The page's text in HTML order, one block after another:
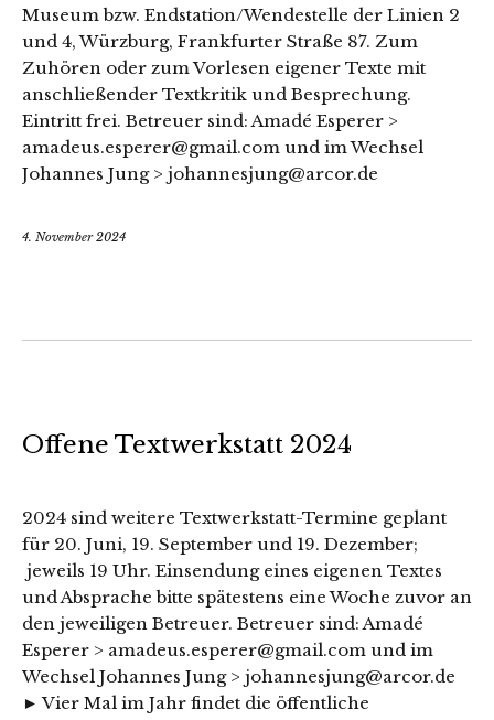
Museum bzw. Endstation/Wendestelle der Linien 2
und 4, Würzburg, Frankfurter Straße 87. Zum
Zuhören oder zum Vorlesen eigener Texte mit
anschließender Textkritik und Besprechung.
Eintritt frei. Betreuer sind: Amadé Esperer >
amadeus.esperer@gmail.com und im Wechsel
Johannes Jung > johannesjung@arcor.de
4. November 2024
Offene Textwerkstatt 2024
2024 sind weitere Textwerkstatt-Termine geplant
für 20. Juni, 19. September und 19. Dezember;
jeweils 19 Uhr. Einsendung eines eigenen Textes
und Absprache bitte spätestens eine Woche zuvor an
den jeweiligen Betreuer. Betreuer sind: Amadé
Esperer > amadeus.esperer@gmail.com und im
Wechsel Johannes Jung > johannesjung@arcor.de
► Vier Mal im Jahr findet die öffentliche